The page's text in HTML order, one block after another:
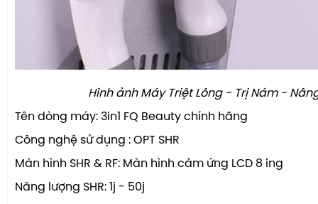
Hình ảnh Máy Triệt Lông - Trị Nám -
Tên dòng máy: 3in1 FQ Beauty chính hãng
Công nghệ sử dụng : OPT SHR
Màn hình SHR & RF: Màn hình cảm ứng LCD 8 ing
Năng lượng SHR: 1j - 50j